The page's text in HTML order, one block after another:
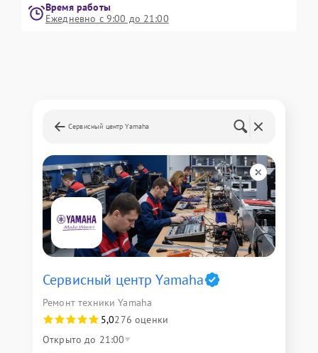
Время работы
Ежедневно с 9:00 до 21:00
Сервисный центр Yamaha
Сервисный центр Yamaha
Ремонт техники Yamaha
5,0276 оценки
Открыто до 21:00